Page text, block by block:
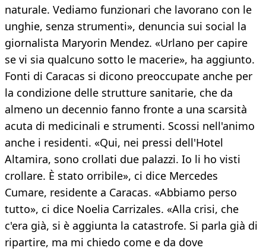
naturale. Vediamo funzionari che lavorano con le
unghie, senza strumenti», denuncia sui social la
giornalista Maryorin Mendez. «Urlano per capire
se vi sia qualcuno sotto le macerie», ha aggiunto.
Fonti di Caracas si dicono preoccupate anche per
la condizione delle strutture sanitarie, che da
almeno un decennio fanno fronte a una scarsità
acuta di medicinali e strumenti. Scossi nell'animo
anche i residenti. «Qui, nei pressi dell'Hotel
Altamira, sono crollati due palazzi. Io li ho visti
crollare. È stato orribile», ci dice Mercedes
Cumare, residente a Caracas. «Abbiamo perso
tutto», ci dice Noelia Carrizales. «Alla crisi, che
c'era già, si è aggiunta la catastrofe. Si parla già di
ripartire, ma mi chiedo come e da dove